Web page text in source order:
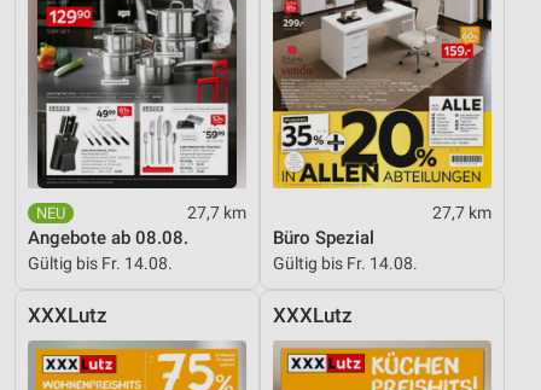
27,7 km
Angebote ab 08.08.
Gültig bis Fr. 14.08.
27,7 km
Büro Spezial
Gültig bis Fr. 14.08.
XXXLutz XXXLutz